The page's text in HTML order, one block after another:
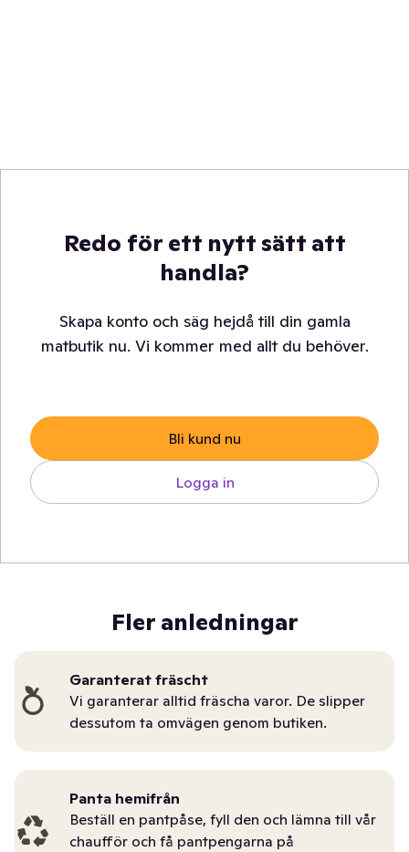
Redo för ett nytt sätt att
handla?
Skapa konto och säg hejdå till din gamla
matbutik nu. Vi kommer med allt du behöver.
Bli kund nu
Logga in
Fler anledningar
Garanterat fräscht
Vi garanterar alltid fräscha varor. De slipper
dessutom ta omvägen genom butiken.
Panta hemifrån
Beställ en pantpåse, fyll den och lämna till vår
chaufför och få pantpengarna på